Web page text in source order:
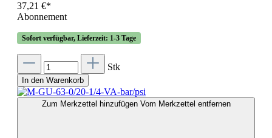
37,21 €*
Abonnement
Sofort verfügbar, Lieferzeit: 1-3 Tage
Stk
In den Warenkorb
Zum Merkzettel hinzufügen Vom Merkzettel entfernen